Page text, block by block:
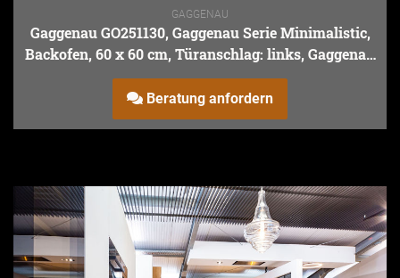
GAGGENAU
Gaggenau GO251130, Gaggenau Serie Minimalistic,
Backofen, 60 x 60 cm, Türanschlag: links, Gaggenau
Sterling
Beratung anfordern